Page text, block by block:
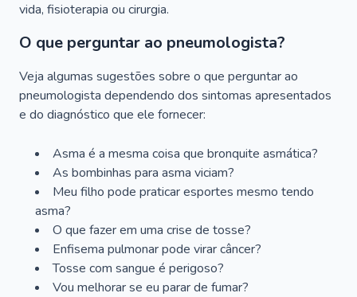
vida, fisioterapia ou cirurgia.
O que perguntar ao pneumologista?
Veja algumas sugestões sobre o que perguntar ao
pneumologista dependendo dos sintomas apresentados
e do diagnóstico que ele fornecer:
Asma é a mesma coisa que bronquite asmática?
As bombinhas para asma viciam?
Meu filho pode praticar esportes mesmo tendo
asma?
O que fazer em uma crise de tosse?
Enfisema pulmonar pode virar câncer?
Tosse com sangue é perigoso?
Vou melhorar se eu parar de fumar?